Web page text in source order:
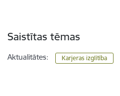
Saistītas tēmas
Aktualitātes: Karjeras izglītība